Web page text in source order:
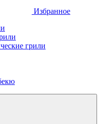
Избранное
грили